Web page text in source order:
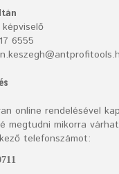
6555
online rendelésével
megtudni mikorra
telefonszámot: